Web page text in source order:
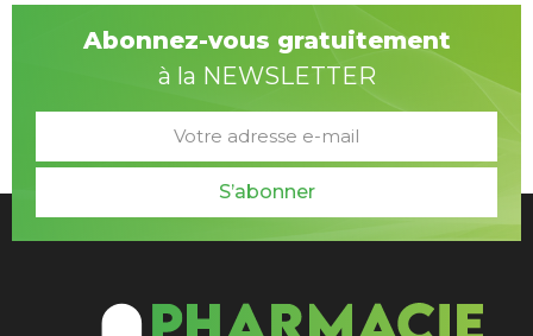
Abonnez-vous gratuitement
à la NEWSLETTER
S’abonner